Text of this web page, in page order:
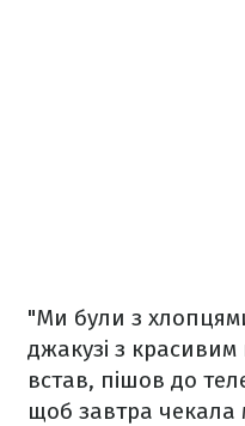
"Ми були з
джакузі з
встав, пішов до
щоб завтра чекала